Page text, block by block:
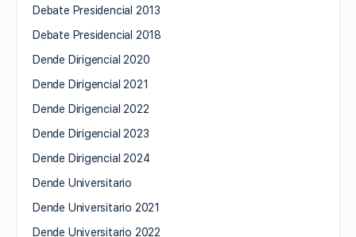
Debate Presidencial 2013
Debate Presidencial 2018
Dende Dirigencial 2020
Dende Dirigencial 2021
Dende Dirigencial 2022
Dende Dirigencial 2023
Dende Dirigencial 2024
Dende Universitario
Dende Universitario 2021
Dende Universitario 2022